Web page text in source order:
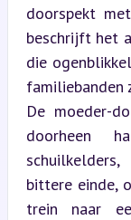
doorspekt
beschrijft het
die
familiebanden
De moeder-
doorheen
bittere einde,
trein naar